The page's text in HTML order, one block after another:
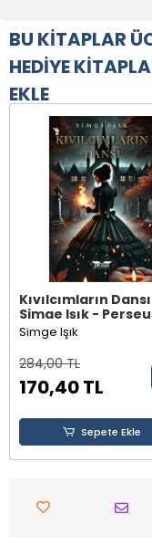
BU KİTAPLAR
HEDİYE
EKLE
Kıvılcımların
Simge Işık -
Yayınevi -
Simge Işık
284,00 TL
170,40 TL
Sepete Ekle